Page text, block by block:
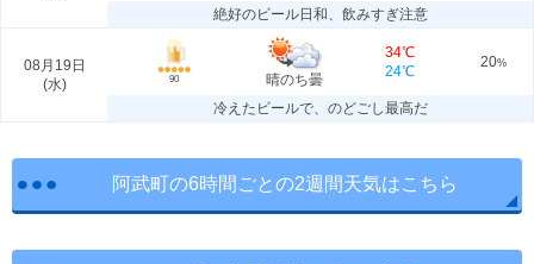
絶好のビール日和、飲みすぎ注意
08月19日
(水) 90 晴のち曇
34℃
24℃
20%
冷えたビールで、のどごし最高だ
阿武町の6時間ごとの2週間天気はこちら